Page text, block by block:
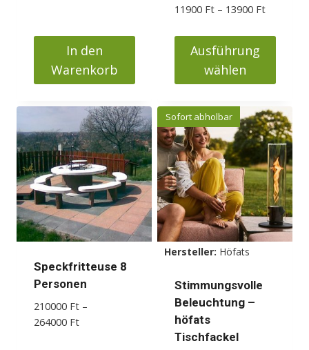
In den
Warenkorb
11900 Ft – 13900 Ft
bis
Ausführung
wählen
Produkt
weist
mehrere
Varianten
auf.
Die
Optionen
können
auf
der
Produktseite
gewählt
werden
Speckfritteuse 8
Personen
210000 Ft –
264000 FtPreisspanne:
Sofort abholbar
Hersteller: Höfats
Stimmungsvolle
Beleuchtung –
höfats
Tischfackel